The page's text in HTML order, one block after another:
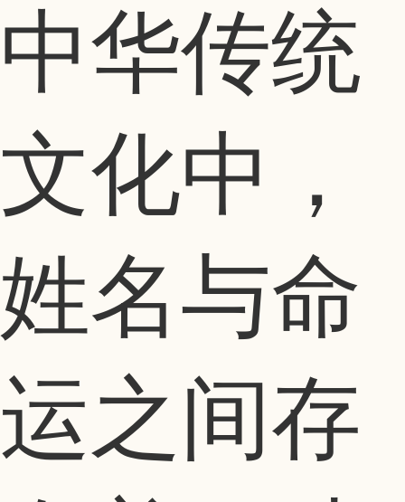
中华传统
文化中，
姓名与命
运之间存